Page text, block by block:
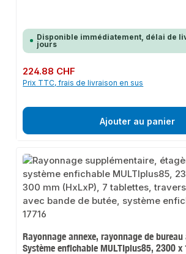
Disponible immédiatement, délai de
jours
Prix régulier :
224.88 CHF
Prix TTC, frais de livraison en sus
Ajouter au panier
Rayonnage annexe, rayonnage de
Système enfichable MULTIplus85, 2300